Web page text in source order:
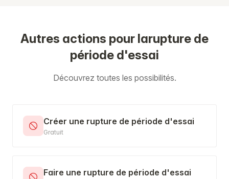
Autres actions pour larupture de
période d'essai
Découvrez toutes les possibilités.
Créer une rupture de période d'essai
Gratuit
Faire une rupture de période d'essai